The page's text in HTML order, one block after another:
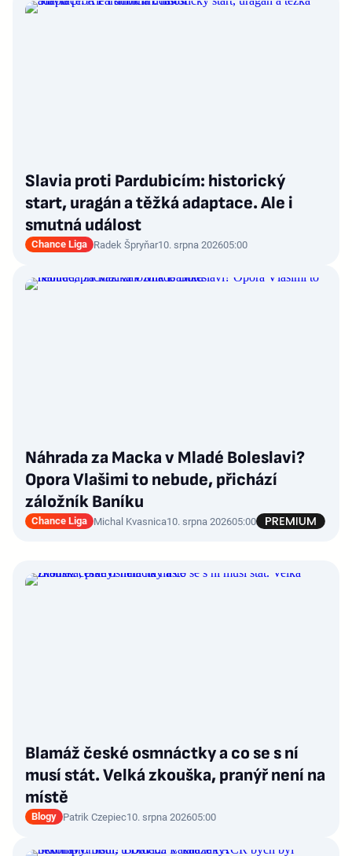
Slavia proti Pardubicím: historický
start, uragán a těžká adaptace. Ale i
smutná událost
Chance Liga Radek Špryňar10. srpna 202605:00
Náhrada za Macka v Mladé Boleslavi?
Opora Vlašimi to nebude, přichází
záložník Baníku
Chance Liga Michal Kvasnica10. srpna 202605:00
Blamáž české osmnáctky a co se s ní
musí stát. Velká zkouška, pranýř není na
místě
Blogy Patrik Czepiec10. srpna 202605:00